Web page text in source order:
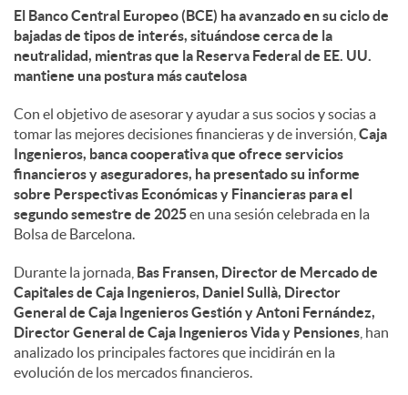
e
n
i
d
o
s
El Banco Central Europeo (BCE) ha avanzado en su ciclo de
bajadas de tipos de interés, situándose cerca de la
neutralidad, mientras que la Reserva Federal de EE. UU.
mantiene una postura más cautelosa
Con el objetivo de asesorar y ayudar a sus socios y socias a
tomar las mejores decisiones financieras y de inversión, Caja
Ingenieros, banca cooperativa que ofrece servicios
financieros y aseguradores, ha presentado su informe
sobre Perspectivas Económicas y Financieras para el
segundo semestre de 2025en una sesión celebrada en la
Bolsa de Barcelona.
Durante la jornada, Bas Fransen, Director de Mercado de
Capitales de Caja Ingenieros, Daniel Sullà, Director
General de Caja Ingenieros Gestión y Antoni Fernández,
Director General de Caja Ingenieros Vida y Pensiones , han
analizado los principales factores que incidirán en la
evolución de los mercados financieros.